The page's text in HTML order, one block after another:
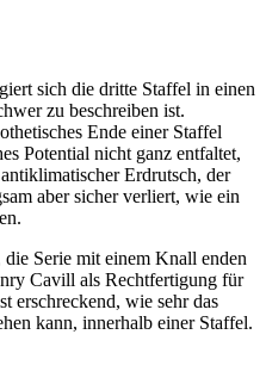
sich die dritte Staffel in einen
zu beschreiben ist.
Ende einer Staffel
Potential nicht ganz entfaltet,
Erdrutsch, der
aber sicher verliert, wie ein
Serie mit einem Knall enden
Cavill als Rechtfertigung für
erschreckend, wie sehr das
kann, innerhalb einer Staffel.